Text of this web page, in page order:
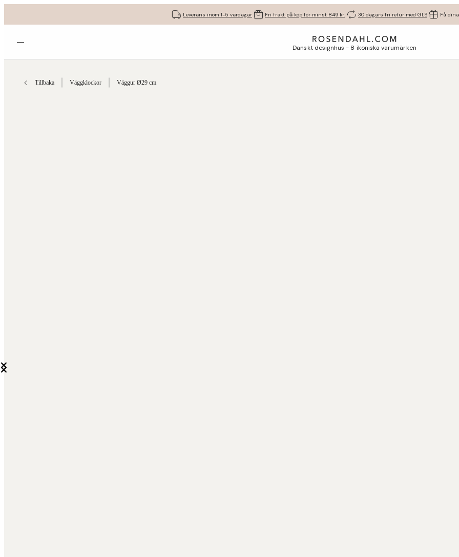
Leverans inom 1-5 vardagar Fri frakt på köp för minst 849 kr. 30 dagars fri retur med GLS Få
Öppna menyn Danskt designhus - 8 ikoniska varumärken
Tillbaka Väggklockor Väggur Ø29 cm